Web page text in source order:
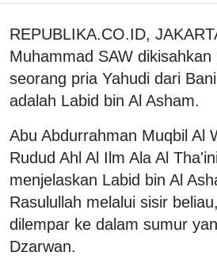
REPUBLIKA.CO.ID,
Muhammad SAW
seorang pria Yahudi dari
adalah Labid bin Al Asham.
Abu Abdurrahman Muqbil Al
Rudud Ahl Al Ilm Ala Al
menjelaskan Labid bin Al
Rasulullah melalui sisir
dilempar ke dalam sumur
Dzarwan.